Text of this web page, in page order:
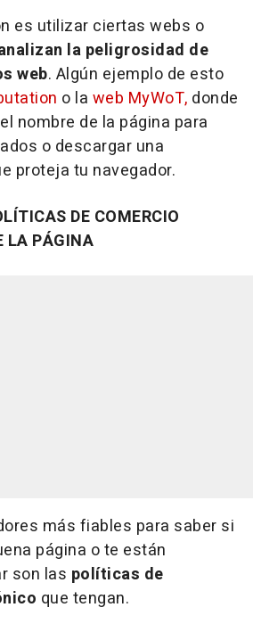
es utilizar ciertas webs o
la peligrosidad de
web. Algún ejemplo de esto
o la web MyWoT, donde
nombre de la página para
o descargar una
proteja tu navegador.
DE COMERCIO
LA PÁGINA
más fiables para saber si
página o te están
son las políticas de
que tengan.